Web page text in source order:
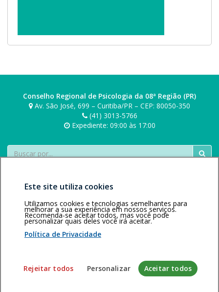
Conselho Regional de Psicologia da 08ª Região (PR)
Av. São José, 699 – Curitiba/PR – CEP: 80050-350
(41) 3013-5766
Expediente: 09:00 às 17:00
Buscar
Área restritaPolítica de
privacidadePersonalização
de cookies
Sistema desenvolvido pela Gerência de Tecnologia da
Este site utiliza cookies
Utilizamos cookies e tecnologias semelhantes para
melhorar a sua experiência em nossos serviços.
Recomenda-se aceitar todos, mas você pode
personalizar quais deles você irá aceitar.
Política de Privacidade
Rejeitar todos Personalizar Aceitar todos